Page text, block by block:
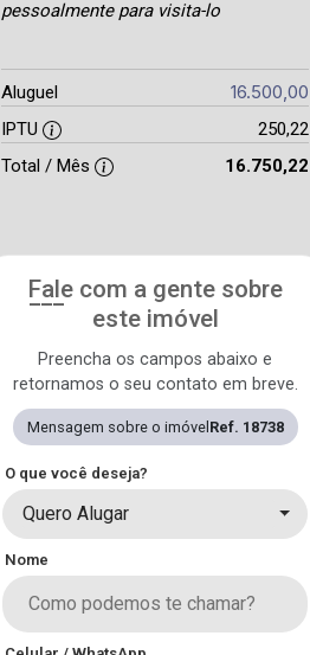
pessoalmente para visita-lo
Aluguel 16.500,00
IPTU
250,22
Total / Mês
16.750,22
Fale com a gente sobre
este imóvel
Preencha os campos abaixo e
retornamos o seu contato em breve.
Mensagem sobre o imóvel Ref. 18738
O que você deseja?
Quero Alugar
Nome